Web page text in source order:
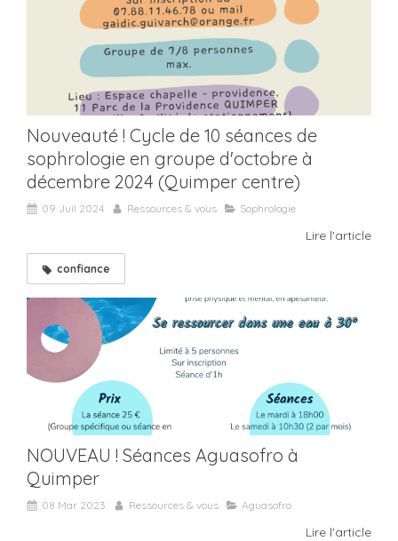
Nouveauté ! Cycle de 10 séances de
sophrologie en groupe d'octobre à
décembre 2024 (Quimper centre)
09 Juil 2024 Ressources & vous Sophrologie
Lire l'article
confiance
NOUVEAU ! Séances Aguasofro à
Quimper
08 Mar 2023 Ressources & vous Aguasofro
Lire l'article